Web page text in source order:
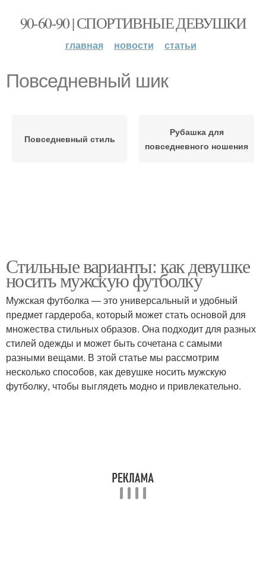
90-60-90 | СПОРТИВНЫЕ ДЕВУШКИ
главная новости статьи
Повседневный шик
Повседневный стиль
Рубашка для
повседневного ношения
Стильные варианты: как девушке
носить мужскую футболку
Мужская футболка — это универсальный и удобный
предмет гардероба, который может стать основой для
множества стильных образов. Она подходит для разных
стилей одежды и может быть сочетана с самыми
разными вещами. В этой статье мы рассмотрим
несколько способов, как девушке носить мужскую
футболку, чтобы выглядеть модно и привлекательно.